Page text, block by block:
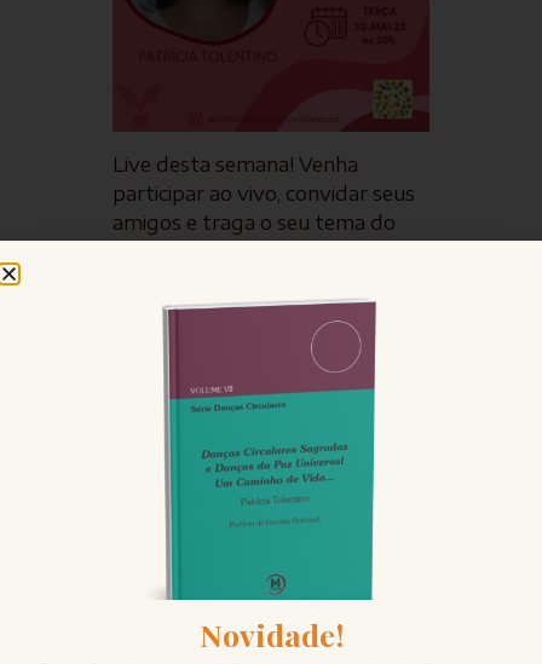
Live desta semana! Venha
participar ao vivo, convidar seus
amigos e traga o seu tema do
Te encontro na terça,
31/05/2023, sempre às 20h,
Instagram@patriciatolentino.constelacao
Beijo carinhoso, bom começo de
semana e até lá!
Entre em contatoNovidade!